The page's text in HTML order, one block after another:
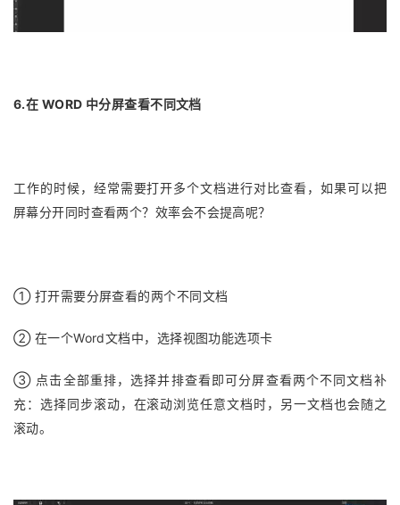
6.在 WORD 中分屏查看不同文档
工作的时候，经常需要打开多个文档进行对比查看，如果可以把
屏幕分开同时查看两个？效率会不会提高呢？
① 打开需要分屏查看的两个不同文档
② 在一个Word文档中，选择视图功能选项卡
③ 点击全部重排，选择并排查看即可分屏查看两个不同文档补
充：选择同步滚动，在滚动浏览任意文档时，另一文档也会随之
滚动。